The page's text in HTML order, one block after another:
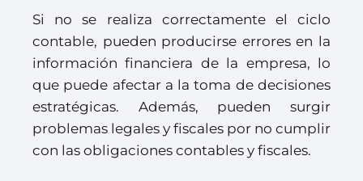
Si no se realiza correctamente el ciclo
contable, pueden producirse errores en la
información financiera de la empresa, lo
que puede afectar a la toma de decisiones
estratégicas. Además, pueden surgir
problemas legales y fiscales por no cumplir
con las obligaciones contables y fiscales.